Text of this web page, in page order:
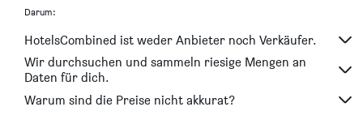
Ramada by Wyndham Songdo
Incheon Stay Hotel
Browndot Incheon Airport New City
Darum:
HotelsCombined ist weder Anbieter noch Verkäufer.
Wir durchsuchen und sammeln riesige Mengen an
Daten für dich.
Warum sind die Preise nicht akkurat?